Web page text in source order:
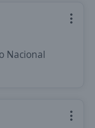
Nacional